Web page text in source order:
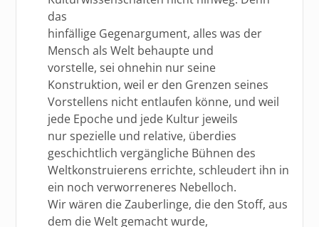
das
hinfällige Gegenargument, alles was der
Mensch als Welt behaupte und
vorstelle, sei ohnehin nur seine
Konstruktion, weil er den Grenzen seines
Vorstellens nicht entlaufen könne, und weil
jede Epoche und jede Kultur jeweils
nur spezielle und relative, überdies
geschichtlich vergängliche Bühnen des
Weltkonstruierens errichte, schleudert ihn in
ein noch verworreneres Nebelloch.
Wir wären die Zauberlinge, die den Stoff, aus
dem die Welt gemacht wurde,